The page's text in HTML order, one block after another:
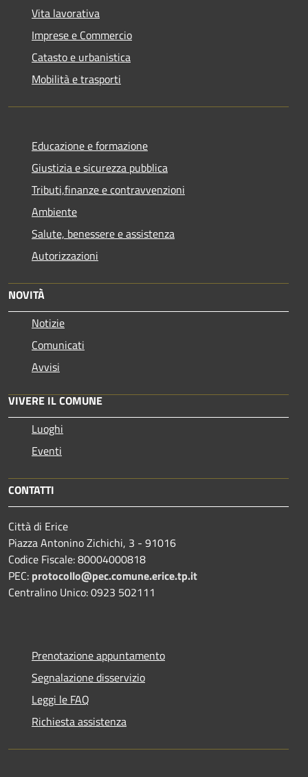
Vita lavorativa
Imprese e Commercio
Catasto e urbanistica
Mobilità e trasporti
Educazione e formazione
Giustizia e sicurezza pubblica
Tributi,finanze e contravvenzioni
Ambiente
Salute, benessere e assistenza
Autorizzazioni
NOVITÀ
Notizie
Comunicati
Avvisi
VIVERE IL COMUNE
Luoghi
Eventi
CONTATTI
Città di Erice
Piazza Antonino Zichichi, 3 - 91016
Codice Fiscale: 80004000818
PEC: protocollo@pec.comune.erice.tp.it
Centralino Unico: 0923 502111
Prenotazione appuntamento
Segnalazione disservizio
Leggi le FAQ
Richiesta assistenza